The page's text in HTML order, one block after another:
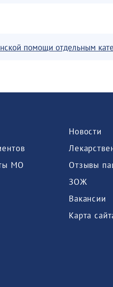
помощи отдельным
МО
Новости
Отзывы
ЗОЖ
Вакансии
Карта